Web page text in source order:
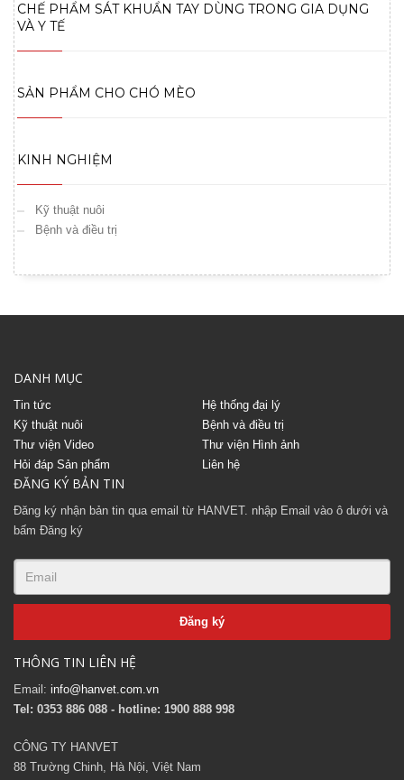
CHẾ PHẨM SÁT KHUẨN TAY DÙNG TRONG GIA DỤNG
VÀ Y TẾ
SẢN PHẨM CHO CHÓ MÈO
KINH NGHIỆM
Kỹ thuật nuôi
Bệnh và điều trị
DANH MỤC
Tin tức
Hệ thống đại lý
Kỹ thuật nuôi
Bệnh và điều trị
Thư viện Video
Thư viện Hình ảnh
Hỏi đáp Sản phẩm
Liên hệ
ĐĂNG KÝ BẢN TIN
Đăng ký nhận bản tin qua email từ HANVET. nhập Email vào ô dưới và
bấm Đăng ký
THÔNG TIN LIÊN HỆ
Email: info@hanvet.com.vn
Tel: 0353 886 088 - hotline: 1900 888 998
CÔNG TY HANVET
88 Trường Chinh, Hà Nội, Việt Nam